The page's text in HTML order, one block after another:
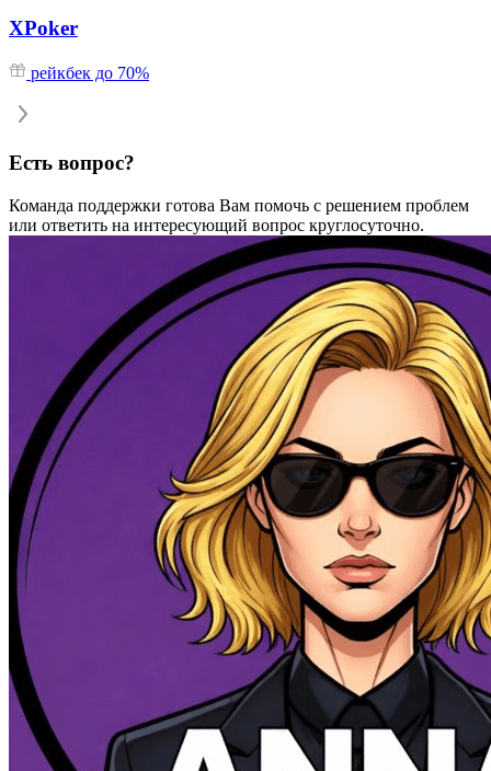
XPoker
рейкбек до 70%
Есть вопрос?
Команда поддержки готова Вам помочь с решением проблем
или ответить на интересующий вопрос круглосуточно.